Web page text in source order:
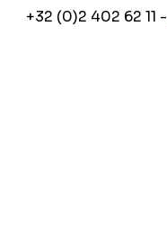
+32 (0)2 402 62 11 -